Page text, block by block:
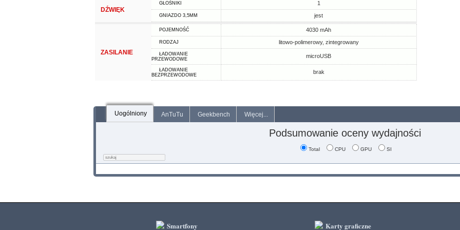
DŹWIĘK
GŁOŚNIKI 1
GNIAZDO 3,5MM jest
ZASILANIE
POJEMNOŚĆ 4030 mAh
RODZAJ litowo-polimerowy, zintegrowany
ŁADOWANIE
PRZEWODOWE
microUSB
ŁADOWANIE
BEZPRZEWODOWE
brak
Uogólniony AnTuTu Geekbench Więcej...
Podsumowanie oceny wydajności
Total CPU GPU SI
Smartfony Karty graficzne